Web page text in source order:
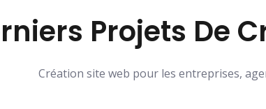
Projets De
Création site web pour les entreprises,